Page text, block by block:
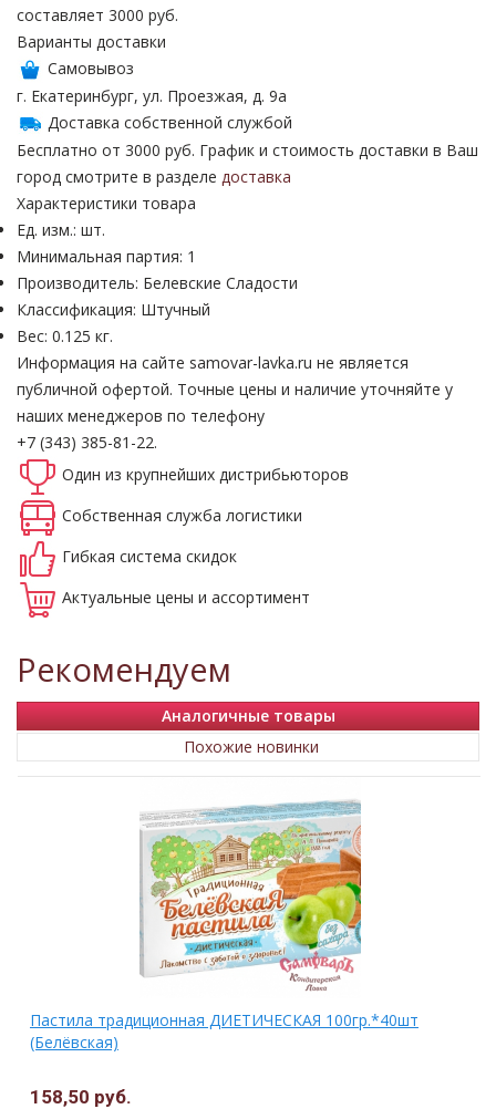
составляет 3000 руб.
Варианты доставки
Самовывоз
г. Екатеринбург, ул. Проезжая, д. 9а
Доставка собственной службой
Бесплатно от 3000 руб. График и стоимость доставки в Ваш
город смотрите в разделе доставка
Характеристики товара
Ед. изм.: шт.
Минимальная партия: 1
Производитель: Белевские Сладости
Классификация: Штучный
Вес: 0.125 кг.
Информация на сайте samovar-lavka.ru не является
публичной офертой. Точные цены и наличие уточняйте у
наших менеджеров по телефону
+7 (343) 385-81-22.
Один из крупнейших дистрибьюторов
Собственная служба логистики
Гибкая система скидок
Актуальные цены и ассортимент
Рекомендуем
Аналогичные товары
Похожие новинки
Пастила традиционная ДИЕТИЧЕСКАЯ 100гр.*40шт
(Белёвская)
158,50 руб.